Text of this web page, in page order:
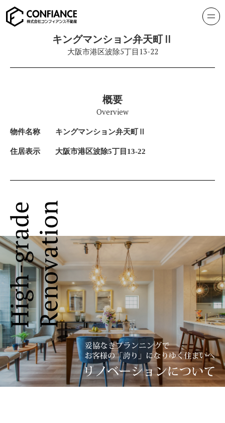
キングマンション弁天町Ⅱ
大阪市港区波除5丁目13-22
概要
Overview
物件名称 キングマンション弁天町Ⅱ
住居表示 大阪市港区波除5丁目13-22